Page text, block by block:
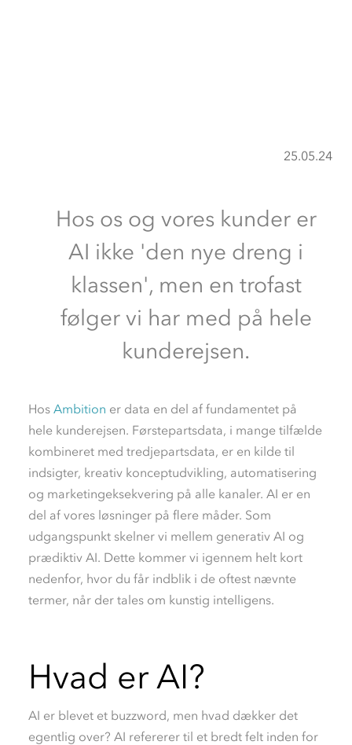
25.05.24
Hos os og vores kunder er
AI ikke 'den nye dreng i
klassen', men en trofast
følger vi har med på hele
kunderejsen.
Hos Ambition er data en del af fundamentet på
hele kunderejsen. Førstepartsdata, i mange tilfælde
kombineret med tredjepartsdata, er en kilde til
indsigter, kreativ konceptudvikling, automatisering
og marketingeksekvering på alle kanaler. AI er en
del af vores løsninger på flere måder. Som
udgangspunkt skelner vi mellem generativ AI og
prædiktiv AI. Dette kommer vi igennem helt kort
nedenfor, hvor du får indblik i de oftest nævnte
termer, når der tales om kunstig intelligens.
Hvad er AI?
AI er blevet et buzzword, men hvad dækker det
egentlig over? AI refererer til et bredt felt inden for